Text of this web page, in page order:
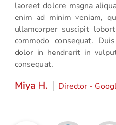
laoreet dolore magna
enim ad minim veniam,
ullamcorper suscipit
commodo consequat.
dolor in hendrerit in
consequat.
Miya H. Director -